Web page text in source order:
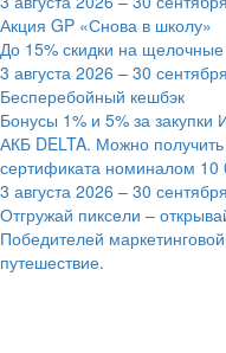
Акция GP «Снова в школу»
До 15% скидки на
3 августа 2026 – 30
Бесперебойный кешбэк
Бонусы 1% и 5% за закупки
АКБ DELTA. Можно
сертификата номиналом 10
3 августа 2026 – 30
Отгружай пиксели –
Победителей
путешествие.